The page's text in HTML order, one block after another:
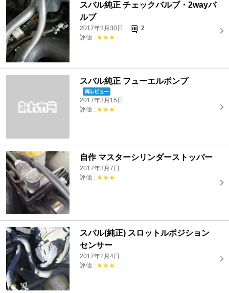
スバル純正 チェックバルブ・2wayバ
ルブ
2017年3月30日
2
評価 : ★★★
スバル純正 フューエルポンプ
2017年3月15日
評価 : ★★★
自作 マスターシリンダーストッパー
2017年3月7日
評価 : ★★★
スバル(純正) スロットルポジション
センサー
2017年2月4日
評価 : ★★★